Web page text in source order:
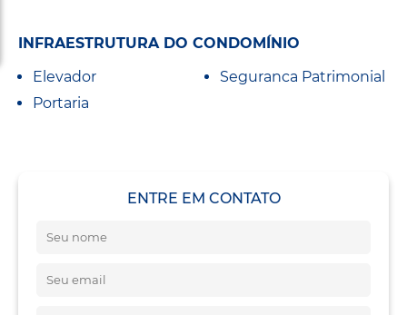
INFRAESTRUTURA DO CONDOMÍNIO
Elevador
Portaria
Seguranca Patrimonial
ENTRE EM CONTATO